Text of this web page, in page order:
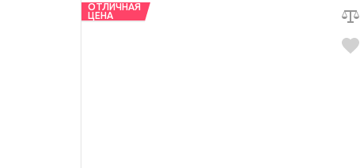
ОТЛИЧНАЯ
ЦЕНА